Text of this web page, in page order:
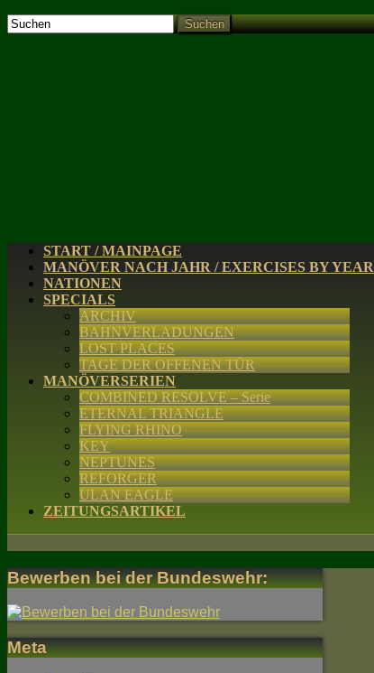
Suchen
START / MAINPAGE
MANÖVER NACH JAHR / EXERCISES BY YEAR
NATIONEN
SPECIALS
ARCHIV
BAHNVERLADUNGEN
LOST PLACES
TAGE DER OFFENEN TÜR
MANÖVERSERIEN
COMBINED RESOLVE – Serie
ETERNAL TRIANGLE
FLYING RHINO
KEY
NEPTUNES
REFORGER
ULAN EAGLE
ZEITUNGSARTIKEL
Bewerben bei der Bundeswehr:
Meta